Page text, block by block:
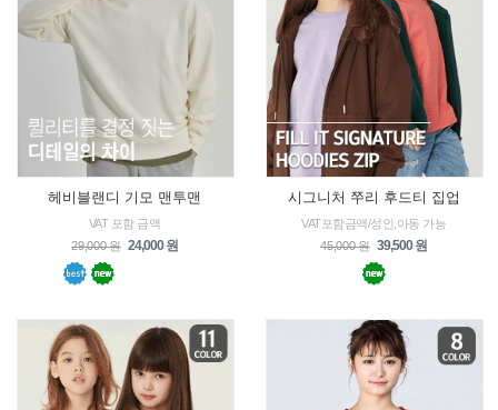
헤비블랜디 기모 맨투맨
VAT 포함 금액
29,000 원 24,000 원
시그니처 쭈리 후드티 집업
VAT포함금액/성인,아동 가능
45,000 원 39,500 원